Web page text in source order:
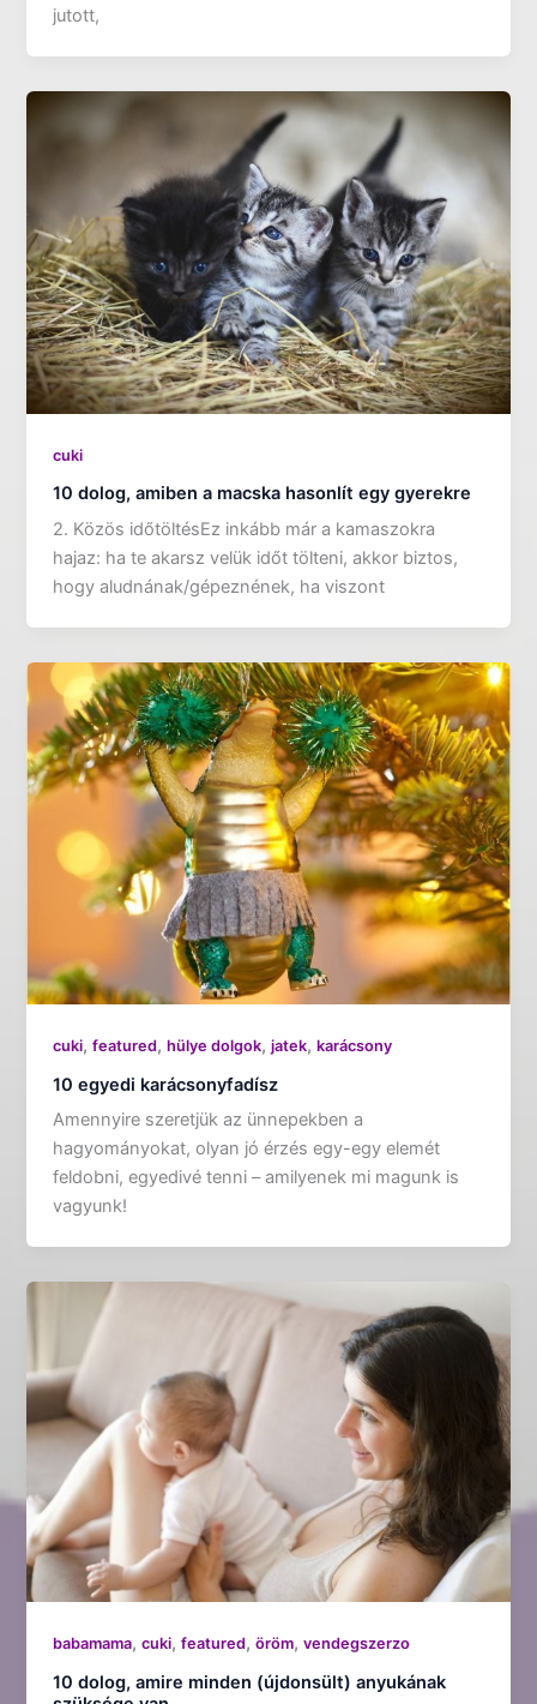
jutott,
cuki
10 dolog, amiben a macska hasonlít egy gyerekre
2. Közös időtöltésEz inkább már a kamaszokra
hajaz: ha te akarsz velük időt tölteni, akkor biztos,
hogy aludnának/gépeznének, ha viszont
cuki,featured,hülye dolgok,jatek,karácsony
10 egyedi karácsonyfadísz
Amennyire szeretjük az ünnepekben a
hagyományokat, olyan jó érzés egy-egy elemét
feldobni, egyedivé tenni – amilyenek mi magunk is
vagyunk!
babamama,cuki,featured,öröm,vendegszerzo
10 dolog, amire minden (újdonsült) anyukának